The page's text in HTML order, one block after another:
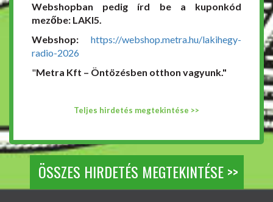
Webshopban pedig írd be a kuponkód
mezőbe: LAKI5.
Webshop: https://webshop.metra.hu/lakihegy-
radio-2026
"Metra Kft – Öntözésben otthon vagyunk."
Teljes hirdetés megtekintése >>
ÖSSZES HIRDETÉS MEGTEKINTÉSE >>